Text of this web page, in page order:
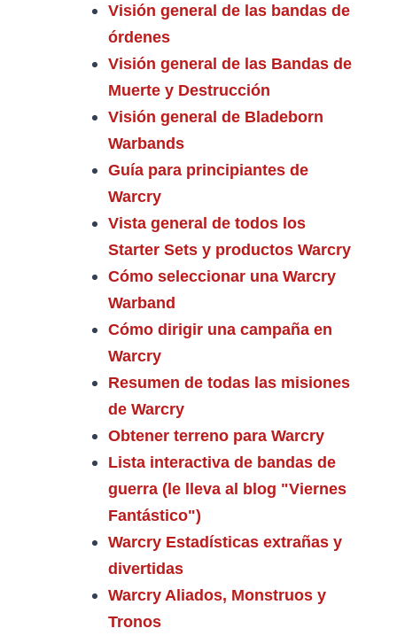
Visión general de las bandas de
órdenes
Visión general de las Bandas de
Muerte y Destrucción
Visión general de Bladeborn
Warbands
Guía para principiantes de
Warcry
Vista general de todos los
Starter Sets y productos Warcry
Cómo seleccionar una Warcry
Warband
Cómo dirigir una campaña en
Warcry
Resumen de todas las misiones
de Warcry
Obtener terreno para Warcry
Lista interactiva de bandas de
guerra (le lleva al blog "Viernes
Fantástico")
Warcry Estadísticas extrañas y
divertidas
Warcry Aliados, Monstruos y
Tronos